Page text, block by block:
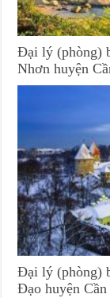
Đại lý (phòng)
Nhơn huyện
Đại lý (phòng)
Đạo huyện